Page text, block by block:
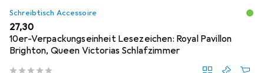
Schreibtisch Accessoire
EUR
27,30
10er-Verpackungseinheit Lesezeichen: Royal Pavillon
Brighton, Queen Victorias Schlafzimmer